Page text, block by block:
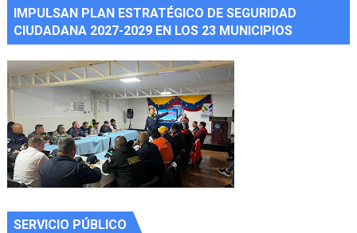
IMPULSAN PLAN ESTRATÉGICO DE SEGURIDAD
CIUDADANA 2027-2029 EN LOS 23 MUNICIPIOS
SERVICIO PÚBLICO